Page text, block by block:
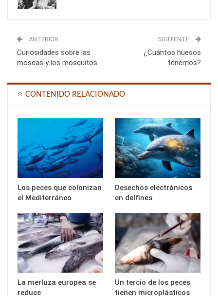
ANTERIOR
Curiosidades sobre las
moscas y los mosquitos
SIGUIENTE
¿Cuántos huesos
tenemos?
⭐ CONTENIDO RELACIONADO
Los peces que colonizan
el Mediterráneo
Desechos electrónicos
en delfines
La merluza europea se
reduce
Un tercio de los peces
tienen microplásticos